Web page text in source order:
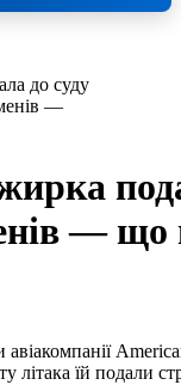
до суду
—
— що
літака їй подали